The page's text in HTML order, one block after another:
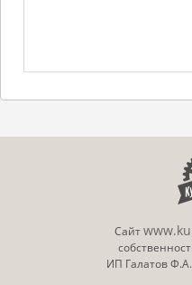
Сайт
ИП Галатов